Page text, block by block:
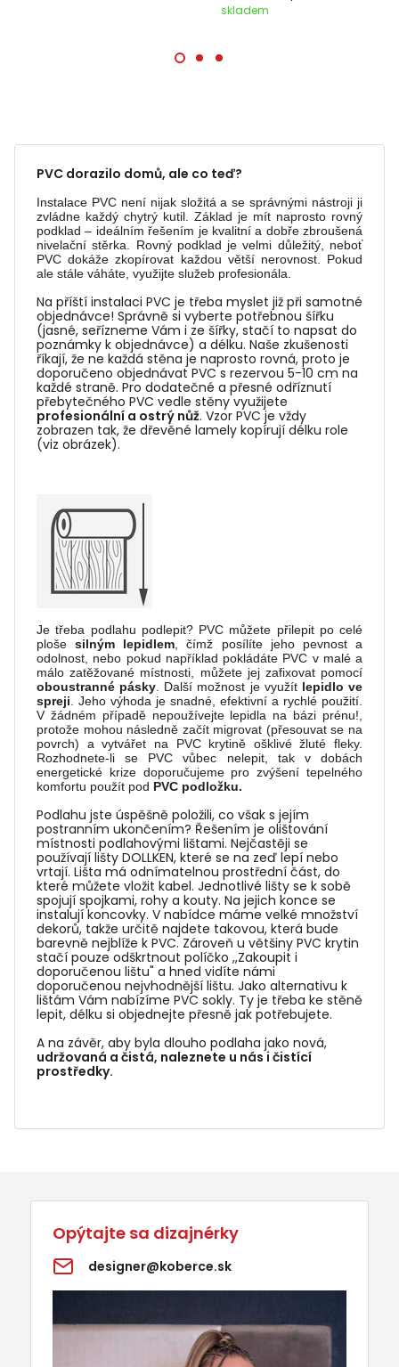
skladem
PVC dorazilo domů, ale co teď?
Instalace PVC není nijak složitá a se správnými nástroji ji
zvládne každý chytrý kutil. Základ je mít naprosto rovný
podklad – ideálním řešením je kvalitní a dobře zbroušená
nivelační stěrka. Rovný podklad je velmi důležitý, neboť
PVC dokáže zkopírovat každou větší nerovnost. Pokud
ale stále váháte, využijte služeb profesionála.
Na příští instalaci PVC je třeba myslet již při samotné
objednávce! Správně si vyberte potřebnou šířku
(jasné, seřízneme Vám i ze šířky, stačí to napsat do
poznámky k objednávce) a délku. Naše zkušenosti
říkají, že ne každá stěna je naprosto rovná, proto je
doporučeno objednávat PVC s rezervou 5-10 cm na
každé straně. Pro dodatečné a přesné odříznutí
přebytečného PVC vedle stěny využijete
profesionální a ostrý nůž. Vzor PVC je vždy
zobrazen tak, že dřevěné lamely kopírují délku role
(viz obrázek).
Je třeba podlahu podlepit? PVC můžete přilepit po celé
plošesilným lepidlem, čímž posílíte jeho pevnost a
odolnost, nebo pokud například pokládáte PVC v malé a
málo zatěžované místnosti, můžete jej zafixovat pomocí
oboustranné pásky. Další možnost je využít lepidlo ve
spreji. Jeho výhoda je snadné, efektivní a rychlé použití.
V žádném případě nepoužívejte lepidla na bázi prénu!,
protože mohou následně začít migrovat (přesouvat se na
povrch) a vytvářet na PVC krytině ošklivé žluté fleky.
Rozhodnete-li se PVC vůbec nelepit, tak v dobách
energetické krize doporučujeme pro zvýšení tepelného
komfortu použít pod PVC podložku.
Podlahu jste úspěšně položili, co však s jejím
postranním ukončením? Řešením je olištování
místnosti podlahovými lištami. Nejčastěji se
používají lišty DOLLKEN, které se na zeď lepí nebo
vrtají. Lišta má odnímatelnou prostřední část, do
které můžete vložit kabel. Jednotlivé lišty se k sobě
spojují spojkami, rohy a kouty. Na jejich konce se
instalují koncovky. V nabídce máme velké množství
dekorů, takže určitě najdete takovou, která bude
barevně nejblíže k PVC. Zároveň u většiny PVC krytin
stačí pouze odškrtnout políčko ,,Zakoupit i
doporučenou lištu" a hned vidíte námi
doporučenou nejvhodnější lištu. Jako alternativu k
lištám Vám nabízíme PVC sokly. Ty je třeba ke stěně
lepit, délku si objednejte přesně jak potřebujete.
A na závěr, aby byla dlouho podlaha jako nová,
udržovaná a čistá, naleznete u nás i čistící
prostředky.
Opýtajte sa dizajnérky
designer@koberce.sk